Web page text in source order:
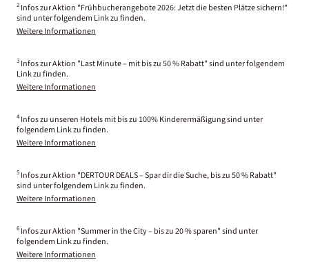
2 Infos zur Aktion "Frühbucherangebote 2026: Jetzt die besten Plätze sichern!"
sind unter folgendem Link zu finden.
Weitere Informationen
3 Infos zur Aktion "Last Minute – mit bis zu 50 % Rabatt" sind unter folgendem
Link zu finden.
Weitere Informationen
4 Infos zu unseren Hotels mit bis zu 100% Kinderermäßigung sind unter
folgendem Link zu finden.
Weitere Informationen
5 Infos zur Aktion "DERTOUR DEALS – Spar dir die Suche, bis zu 50 % Rabatt"
sind unter folgendem Link zu finden.
Weitere Informationen
6 Infos zur Aktion "Summer in the City – bis zu 20 % sparen" sind unter
folgendem Link zu finden.
Weitere Informationen